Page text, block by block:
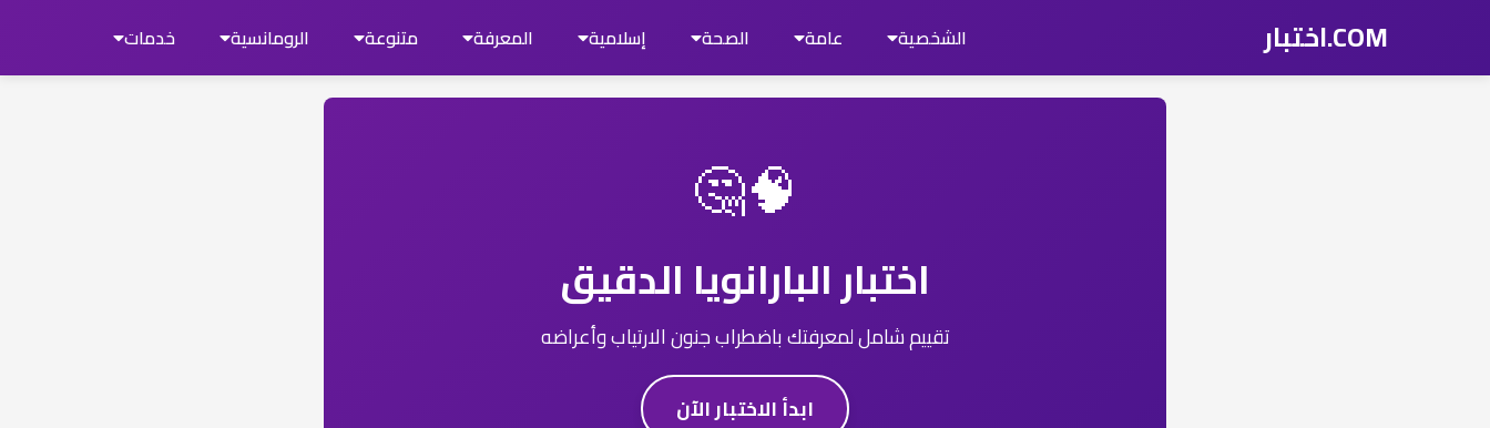
COM.اختبار الشخصية عامة الصحة إسلامية المعرفة متنوعة الرومانسية خدمات
🧠🤔
اختبار البارانويا الدقيق
تقييم شامل لمعرفتك باضطراب جنون الارتياب وأعراضه
ابدأ الاختبار الآن